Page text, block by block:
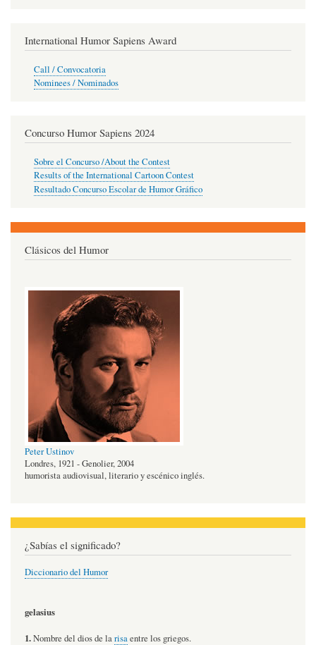
International Humor Sapiens Award
Call / Convocatoria
Nominees / Nominados
Concurso Humor Sapiens 2024
Sobre el Concurso /About the Contest
Results of the International Cartoon Contest
Resultado Concurso Escolar de Humor Gráfico
Clásicos del Humor
Peter Ustinov
Londres, 1921 - Genolier, 2004
humorista audiovisual, literario y escénico inglés.
¿Sabías el significado?
Diccionario del Humor
gelasius
1.Nombre del dios de larisaentre los griegos.